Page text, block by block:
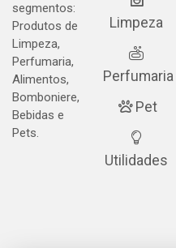
segmentos:
Produtos de
Limpeza,
Perfumaria,
Alimentos,
Bomboniere,
Bebidas e
Pets.
Limpeza
Perfumaria
Pet
Utilidades